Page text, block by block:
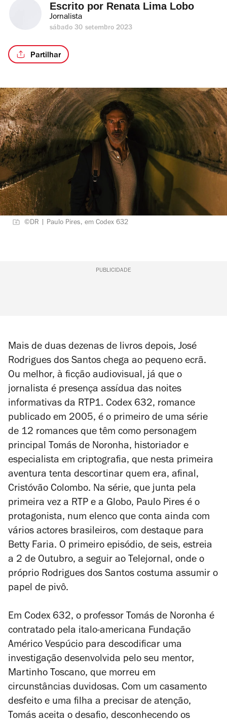
Escrito por Renata Lima Lobo
Jornalista
sábado 30 setembro 2023
Partilhar
©DR | Paulo Pires, em Codex 632
PUBLICIDADE
Mais de duas dezenas de livros depois, José
Rodrigues dos Santos chega ao pequeno ecrã.
Ou melhor, à ficção audiovisual, já que o
jornalista é presença assídua das noites
informativas da RTP1. Codex 632, romance
publicado em 2005, é o primeiro de uma série
de 12 romances que têm como personagem
principal Tomás de Noronha, historiador e
especialista em criptografia, que nesta primeira
aventura tenta descortinar quem era, afinal,
Cristóvão Colombo. Na série, que junta pela
primeira vez a RTP e a Globo, Paulo Pires é o
protagonista, num elenco que conta ainda com
vários actores brasileiros, com destaque para
Betty Faria. O primeiro episódio, de seis, estreia
a 2 de Outubro, a seguir ao Telejornal, onde o
próprio Rodrigues dos Santos costuma assumir o
papel de pivô.
Em Codex 632, o professor Tomás de Noronha é
contratado pela italo-americana Fundação
Américo Vespúcio para descodificar uma
investigação desenvolvida pelo seu mentor,
Martinho Toscano, que morreu em
circunstâncias duvidosas. Com um casamento
desfeito e uma filha a precisar de atenção,
Tomás aceita o desafio, desconhecendo os